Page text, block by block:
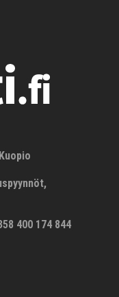
400 174 844